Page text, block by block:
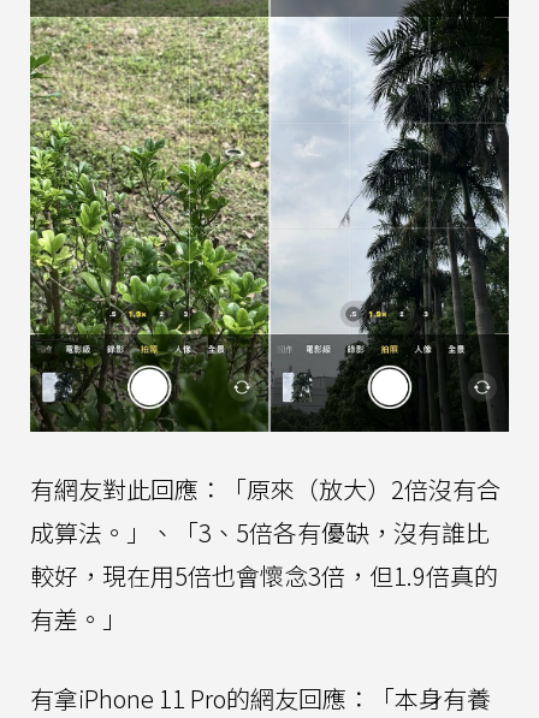
有網友對此回應：「原來（放大）2倍沒有合
成算法。」、「3、5倍各有優缺，沒有誰比
較好，現在用5倍也會懷念3倍，但1.9倍真的
有差。」
有拿iPhone 11 Pro的網友回應：「本身有養